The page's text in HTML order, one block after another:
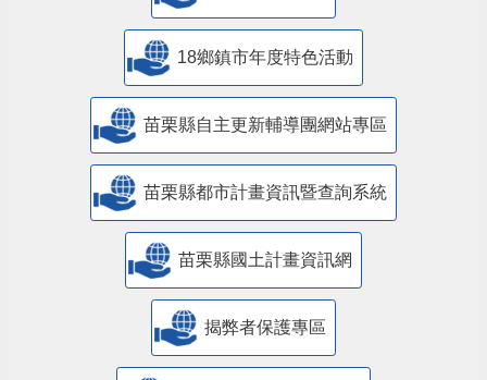
18鄉鎮市年度特色活動
苗栗縣自主更新輔導團網站專區
苗栗縣都市計畫資訊暨查詢系統
苗栗縣國土計畫資訊網
揭弊者保護專區